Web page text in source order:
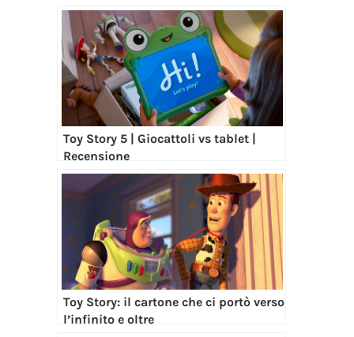
Toy Story 5 | Giocattoli vs tablet |
Recensione
Toy Story: il cartone che ci portò verso
l’infinito e oltre